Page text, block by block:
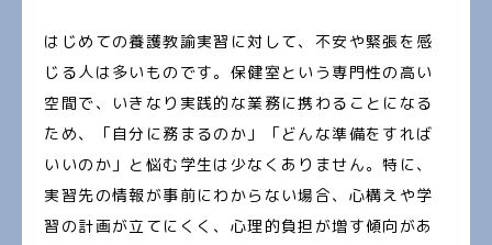
はじめての養護教諭実習に対して、不安や緊張を感
じる人は多いものです。保健室という専門性の高い
空間で、いきなり実践的な業務に携わることになる
ため、「自分に務まるのか」「どんな準備をすれば
いいのか」と悩む学生は少なくありません。特に、
実習先の情報が事前にわからない場合、心構えや学
習の計画が立てにくく、心理的負担が増す傾向があ